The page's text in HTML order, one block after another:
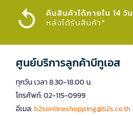
คืนสินค้าได้ภายใน 14 วัน
หลังได้รับสินค้า*
ศูนย์บริการลูกค้าบีทูเอส
ทุกวัน เวลา 8.30-18.00 น.
โทรศัพท์: 02-115-0999
อีเมล:b2sonlineshopping@b2s.co.th